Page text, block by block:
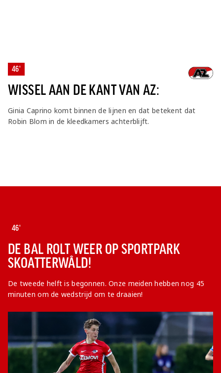
46'
WISSEL AAN DE KANT VAN AZ:
Ginia Caprino komt binnen de lijnen en dat betekent dat
Robin Blom in de kleedkamers achterblijft.
46'
DE BAL ROLT WEER OP SPORTPARK
SKOATTERWÂLD!
De tweede helft is begonnen. Onze meiden hebben nog 45
minuten om de wedstrijd om te draaien!